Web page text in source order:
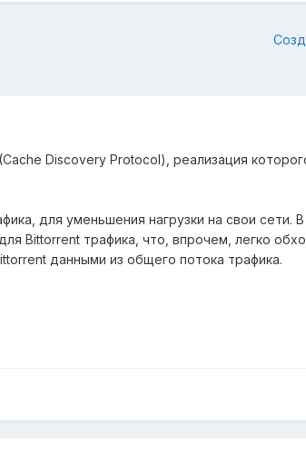
Discovery Protocol), реализация
для уменьшения нагрузки на свои
Bittorrent трафика, что, впрочем, легко
данными из общего потока трафика.